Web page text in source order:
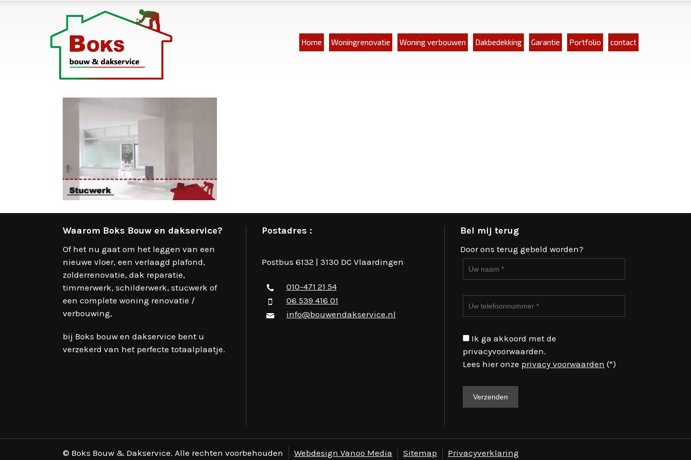
Home Woningrenovatie Woning verbouwen Dakbedekking Garantie Portfolio contact
Waarom Boks Bouw en dakservice?
Of het nu gaat om het leggen van een
nieuwe vloer, een verlaagd plafond,
zolderrenovatie, dak reparatie,
timmerwerk, schilderwerk, stucwerk of
een complete woning renovatie /
verbouwing,
bij Boks bouw en dakservice bent u
verzekerd van het perfecte totaalplaatje.
Postadres :
Postbus 6132 | 3130 DC Vlaardingen
010-471 21 54
06 539 416 01
info@bouwendakservice.nl
Bel mij terug
Door ons terug gebeld worden?
Ik ga akkoord met de
privacyvoorwaarden.
Lees hier onze privacy voorwaarden (*)
© Boks Bouw & Dakservice. Alle rechten voorbehouden Webdesign Vanoo Media Sitemap Privacyverklaring